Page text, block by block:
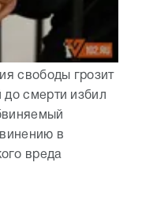
свободы грозит
смерти избил
в
вреда